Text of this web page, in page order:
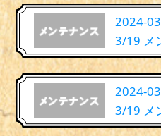
2024-
3/19 メ
2024-
3/19 メ